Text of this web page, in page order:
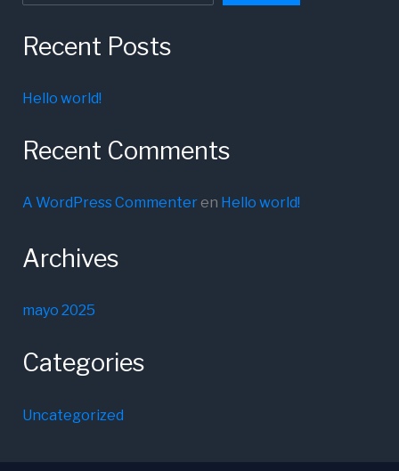
Recent Posts
Hello world!
Recent Comments
A WordPress Commenteren Hello world!
Archives
mayo 2025
Categories
Uncategorized